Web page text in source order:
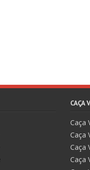
CAÇA
Caça
Caça
Caça
Caça